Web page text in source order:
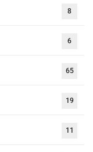
8
6
65
19
11